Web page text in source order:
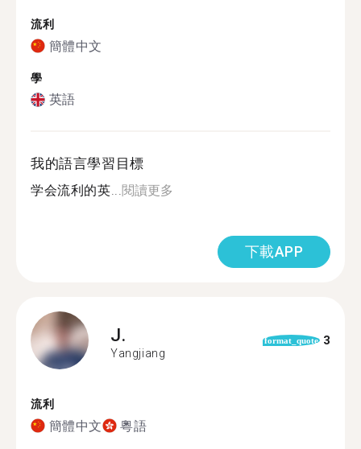
流利
簡體中文
學
英語
我的語言學習目標
学会流利的英...閱讀更多
下載APP
J.
Yangjiang
format_quote 3
流利
簡體中文 粵語